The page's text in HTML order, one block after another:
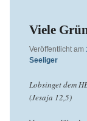
Viele
Veröffentlicht am
Seeliger
Lobsinget dem
(Jesaja 12,5)